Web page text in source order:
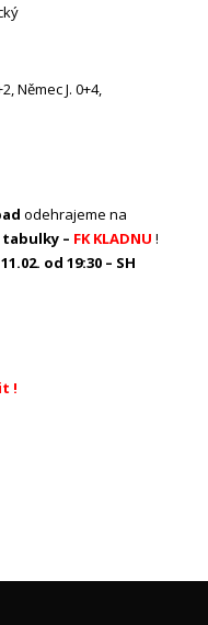
Němec J. 0+4,
odehrajeme na
– FK KLADNU !
od 19:30 – SH
!